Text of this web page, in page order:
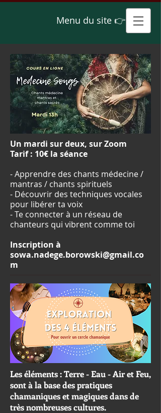
Menu du site 👉
Un mardi sur deux, sur Zoom
Tarif : 10€ la séance
- Apprendre des chants médecine /
mantras / chants spirituels
- Découvrir des techniques vocales
pour libérer ta voix
- Te connecter à un réseau de
chanteurs qui vibrent comme toi
Inscription à
sowa.nadege.borowski@gmail.co
m
Les éléments : Terre - Eau - Air et Feu,
sont à la base des pratiques
chamaniques et magiques dans de
très nombreuses cultures.